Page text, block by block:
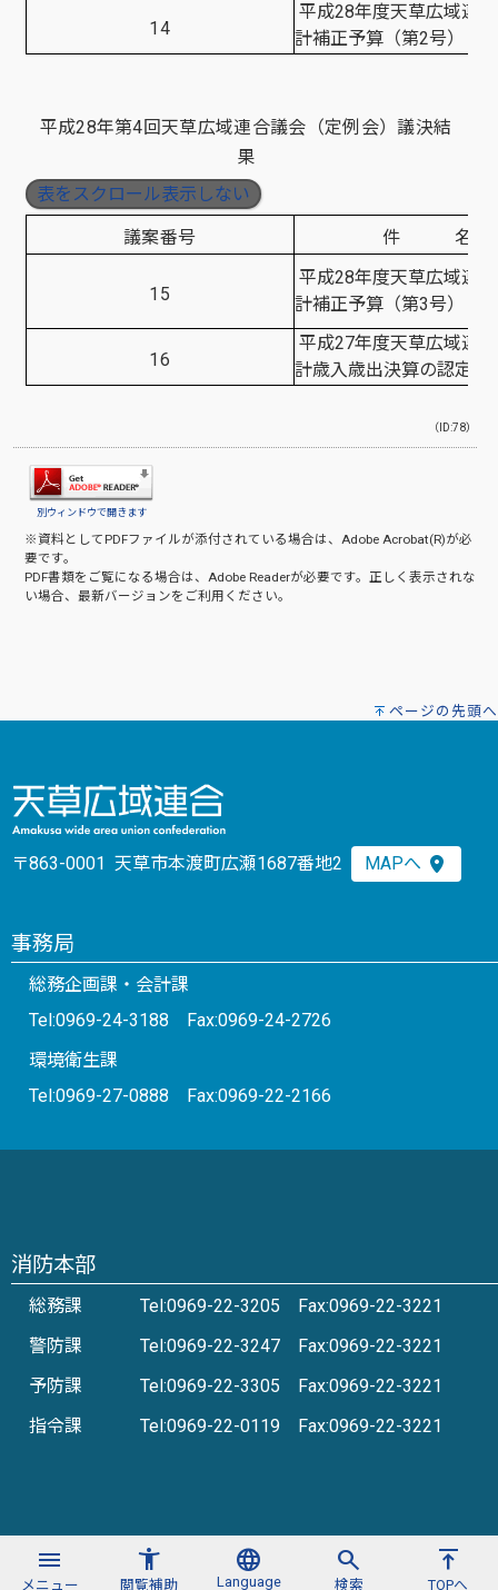
14
平成28年度天草広域連
計補正予算（第2号）
平成28年第4回天草広域連合議会（定例会）議決結
果
表をスクロール表示しない
議案番号 件 名
15
平成28年度天草広域連
計補正予算（第3号）
16
平成27年度天草広域連
計歳入歳出決算の認定に
（ID:78）
別ウィンドウで開きます
※資料としてPDFファイルが添付されている場合は、Adobe Acrobat(R)が必
要です。
PDF書類をご覧になる場合は、Adobe Readerが必要です。正しく表示されな
い場合、最新バージョンをご利用ください。
ページの先頭へ
〒863-0001 天草市本渡町広瀬1687番地2 MAPへ
事務局
総務企画課・会計課
Tel:0969-24-3188 Fax:0969-24-2726
環境衛生課
Tel:0969-27-0888 Fax:0969-22-2166
消防本部
総務課
Tel:0969-22-3205 Fax:0969-22-3221
警防課
Tel:0969-22-3247 Fax:0969-22-3221
予防課
Tel:0969-22-3305 Fax:0969-22-3221
指令課
Tel:0969-22-0119 Fax:0969-22-3221
menu
メニュー
accessibility_new
閲覧補助
language
Language
search
検索
vertical_align_top
TOPへ